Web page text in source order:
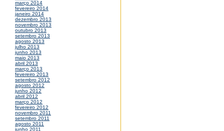
março 2014
fevereiro 2014
janeiro 2014
dezembro 2013
novembro 2013
outubro 2013
setembro 2013
agosto 2013
julho 2013
junho 2013
maio 2013
abril 2013
março 2013
fevereiro 2013
setembro 2012
agosto 2012
junho 2012
abril 2012
março 2012
fevereiro 2012
novembro 2011
setembro 2011
agosto 2011
junho 2011